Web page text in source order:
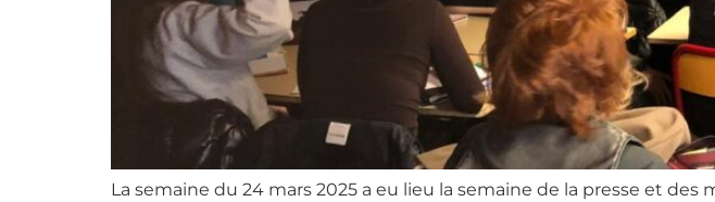
La semaine du 24 mars 2025 a eu lieu la semaine de la presse et des